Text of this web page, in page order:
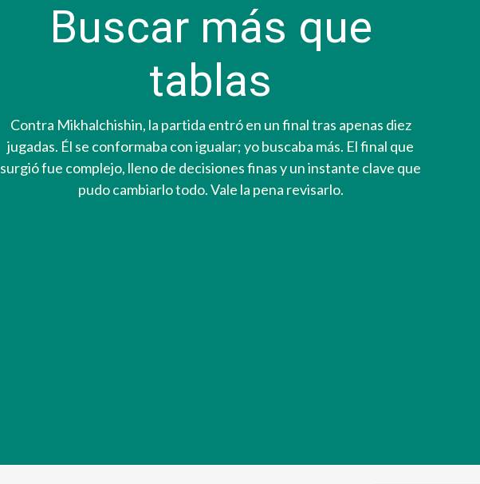
Buscar más que
tablas
Contra Mikhalchishin, la partida entró en un final tras apenas diez
jugadas. Él se conformaba con igualar; yo buscaba más. El final que
surgió fue complejo, lleno de decisiones finas y un instante clave que
pudo cambiarlo todo. Vale la pena revisarlo.